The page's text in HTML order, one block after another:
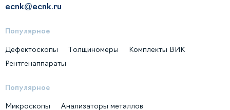
ecnk@ecnk.ru
Популярное
Дефектоскопы Толщиномеры
Комплекты ВИК
Рентгенаппараты
Популярное
Микроскопы
Анализаторы металлов